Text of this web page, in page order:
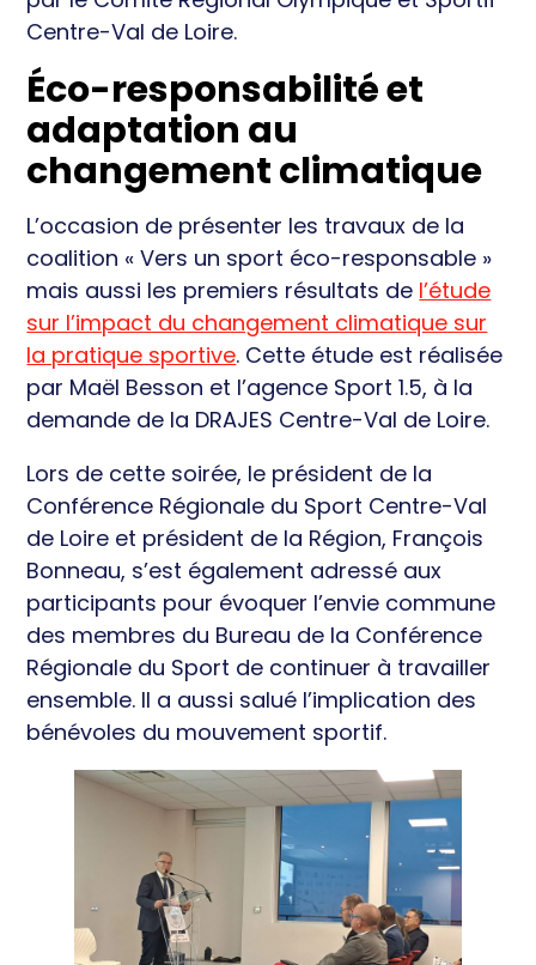
Centre-Val de Loire.
Éco-responsabilité et
adaptation au
changement climatique
L’occasion de présenter les travaux de la
coalition « Vers un sport éco-responsable »
mais aussi les premiers résultats de l’étude
sur l’impact du changement climatique sur
la pratique sportive. Cette étude est réalisée
par Maël Besson et l’agence Sport 1.5, à la
demande de la DRAJES Centre-Val de Loire.
Lors de cette soirée, le président de la
Conférence Régionale du Sport Centre-Val
de Loire et président de la Région, François
Bonneau, s’est également adressé aux
participants pour évoquer l’envie commune
des membres du Bureau de la Conférence
Régionale du Sport de continuer à travailler
ensemble. Il a aussi salué l’implication des
bénévoles du mouvement sportif.